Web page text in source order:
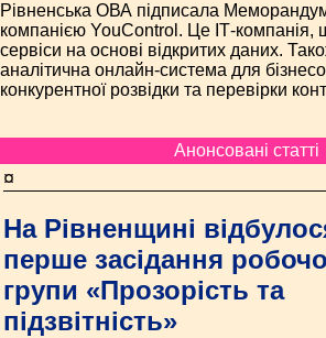
Рівненська ОВА підписала
компанією YouControl. Це ІТ-компанія,
сервіси на основі відкритих даних.
аналітична онлайн-система для
конкурентної розвідки та перевірки
Анонсовані статті
¤
На Рівненщині
перше засідання
групи «Прозорість та
підзвітність»